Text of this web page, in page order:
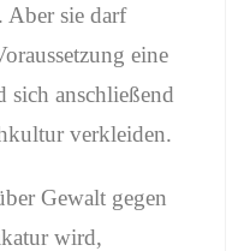
Aber sie darf
eine
sich anschließend
verkleiden.
Gewalt gegen
wird,